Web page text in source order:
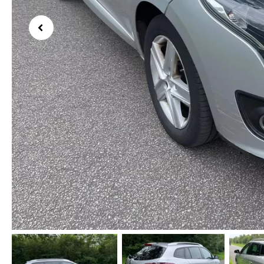
Previous